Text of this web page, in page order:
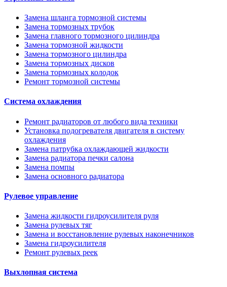
Замена шланга тормозной системы
Замена тормозных трубок
Замена главного тормозного цилиндра
Замена тормозной жидкости
Замена тормозного цилиндра
Замена тормозных дисков
Замена тормозных колодок
Ремонт тормозной системы
Система охлаждения
Ремонт радиаторов от любого вида техники
Установка подогревателя двигателя в систему
охлаждения
Замена патрубка охлаждающей жидкости
Замена радиатора печки салона
Замена помпы
Замена основного радиатора
Рулевое управление
Замена жидкости гидроусилителя руля
Замена рулевых тяг
Замена и восстановление рулевых наконечников
Замена гидроусилителя
Ремонт рулевых реек
Выхлопная система